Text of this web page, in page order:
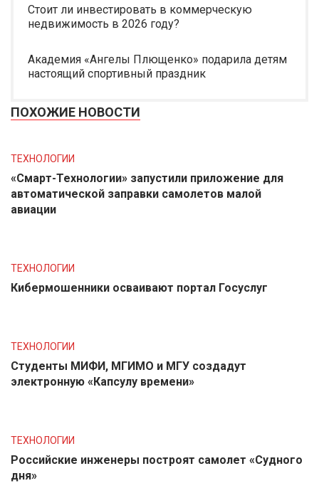
Стоит ли инвестировать в коммерческую
недвижимость в 2026 году?
Академия «Ангелы Плющенко» подарила детям
настоящий спортивный праздник
ПОХОЖИЕ НОВОСТИ
ТЕХНОЛОГИИ
«Смарт-Технологии» запустили приложение для
автоматической заправки самолетов малой
авиации
ТЕХНОЛОГИИ
Кибермошенники осваивают портал Госуслуг
ТЕХНОЛОГИИ
Студенты МИФИ, МГИМО и МГУ создадут
электронную «Капсулу времени»
ТЕХНОЛОГИИ
Российские инженеры построят самолет «Судного
дня»